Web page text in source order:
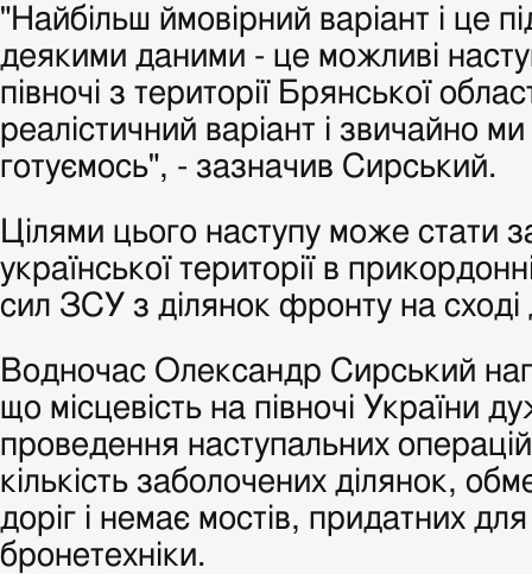
"Найбільш ймовірний варіант і це
деякими даними - це можливі
півночі з території Брянської
реалістичний варіант і звичайно
готуємось", - зазначив Сирський.
Цілями цього наступу може стати
української території в
сил ЗСУ з ділянок фронту на
Водночас Олександр Сирський
що місцевість на півночі України
проведення наступальних
кількість заболочених ділянок,
доріг і немає мостів, придатних
бронетехніки.